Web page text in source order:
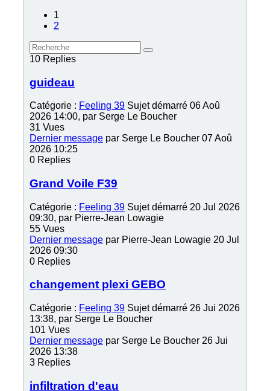
1
2
10 Replies
guideau
Catégorie : Feeling 39 Sujet démarré 06 Aoû
2026 14:00, par Serge Le Boucher
31 Vues
Dernier message par Serge Le Boucher 07 Aoû
2026 10:25
0 Replies
Grand Voile F39
Catégorie : Feeling 39 Sujet démarré 20 Jul 2026
09:30, par Pierre-Jean Lowagie
55 Vues
Dernier message par Pierre-Jean Lowagie 20 Jul
2026 09:30
0 Replies
changement plexi GEBO
Catégorie : Feeling 39 Sujet démarré 26 Jui 2026
13:38, par Serge Le Boucher
101 Vues
Dernier message par Serge Le Boucher 26 Jui
2026 13:38
3 Replies
infiltration d'eau